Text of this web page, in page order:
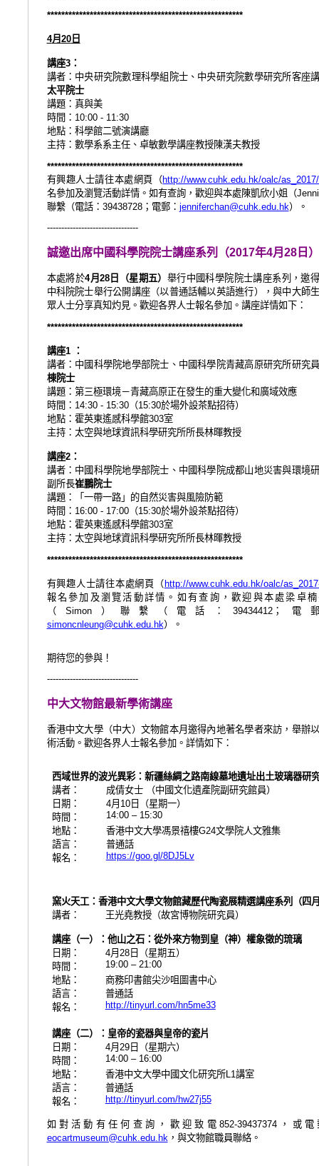
*******************************************************
4月20日
講座3：
講者：中央研究院數理科學組院士、中央研究院數學研究所客座
太平院士
講題：真與美
時間： 10:00 - 11:30
地點：科學館二號演講廳
主持：數學系系主任、卓敏數學講座教授陳漢夫教授
*******************************************************
有興趣人士請往本處網頁（http://www.cuhk.edu.hk/oalc/as_2017/
名參加及瀏覽活動詳情。如有查詢，歡迎與本處陳凱欣小姐（
聯繫（電話： 39438728；電郵： jenniferchan@cuhk.edu.hk）。
--------------------------------
誠邀出席中國科學院院士講座系列（2017年4月28日）
本處將於4月28日（星期五） 舉行中國科學院院士講座系列，邀
中科院院士舉行公開講座（以普通話輔以英語進行），與中大師
眾人士分享真知灼見。歡迎各界人士報名參加。講座詳情如下：
*******************************************************
講座1
：
講者： 中國科學院地學部院士、中國科學院青藏高原研究所研究
棟院士
講題： 第三極環境－青藏高原正在發生的重大變化和廣域效應
時間： 14:30 - 15:30（15:30於場外設茶點招待）
地點： 霍英東遙感科學館303室
主持： 太空與地球資訊科學研究所所長林暉教授
講座2：
講者： 中國科學院地學部院士、中國科學院成都山地災害與環境
副所長崔鵬院士
講題：「一帶一路」的自然災害與風險防範
時間： 16:00 - 17:00（15:30於場外設茶點招待）
地點： 霍英東遙感科學館303室
主持： 太空與地球資訊科學研究所所長林暉教授
*******************************************************
有興趣人士請往本處網頁（http://www.cuhk.edu.hk/oalc/
報名參加及瀏覽活動詳情。如有查詢，歡迎與本處梁卓
（
Simon）聯繫（電話：39434412 ；電
simoncnleung@cuhk.edu.hk）。
期待您的參與！
--------------------------------
中大文物館最新學術講座
香港中文大學（中大）文物館本月邀得內地著名學者來訪，舉辦
術活動。歡迎各界人士報名參加。詳情如下：
西域世界的波光異彩：新疆絲綢之路南線墓地遺址出土玻璃器研
講者：
成倩女士
（中國文化遺產院副研究館員）
日期：
4月 10日（星期一）
時間：
14:00 – 15:30
地點： 香港中文大學馮景禧樓G24文學院人文雅集
語言：
普通話
報名：
https://goo.gl/8DJ5Lv
窯火天工：香港中文大學文物館藏歷代陶瓷展精選講座系列（四
講者：
王光堯教授（故宮博物院研究員）
講座（一）：他山之石：從外來方物到皇（神）權象徵的琉璃
日期：
4月 28日（星期五）
時間：
19:00 – 21:00
地點：
商務印書館尖沙咀圖書中心
語言：
普通話
報名：
http://tinyurl.com/hn5me33
講座（二）：皇帝的瓷器與皇帝的瓷片
日期：
4月 29日（星期六）
時間：
14:00 – 16:00
地點： 香港中文大學中國文化研究所L1講室
語言：
普通話
報名：
http://tinyurl.com/hw27j55
如對活動有任何查詢，歡迎致電 852-39437374，或電
eocartmuseum@cuhk.edu.hk，與文物館職員聯絡。